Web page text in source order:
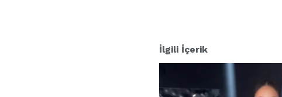
İlgili İçerik